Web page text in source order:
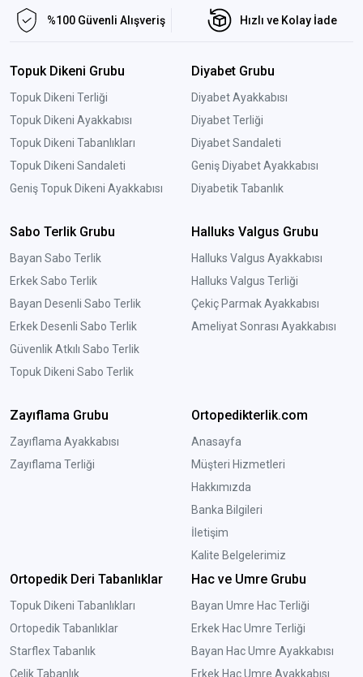
%100 Güvenli Alışveriş Hızlı ve Kolay İade
Topuk Dikeni Grubu
Topuk Dikeni Terliği
Topuk Dikeni Ayakkabısı
Topuk Dikeni Tabanlıkları
Topuk Dikeni Sandaleti
Geniş Topuk Dikeni Ayakkabısı
Diyabet Grubu
Diyabet Ayakkabısı
Diyabet Terliği
Diyabet Sandaleti
Geniş Diyabet Ayakkabısı
Diyabetik Tabanlık
Sabo Terlik Grubu
Bayan Sabo Terlik
Erkek Sabo Terlik
Bayan Desenli Sabo Terlik
Erkek Desenli Sabo Terlik
Güvenlik Atkılı Sabo Terlik
Topuk Dikeni Sabo Terlik
Halluks Valgus Grubu
Halluks Valgus Ayakkabısı
Halluks Valgus Terliği
Çekiç Parmak Ayakkabısı
Ameliyat Sonrası Ayakkabısı
Zayıflama Grubu
Zayıflama Ayakkabısı
Zayıflama Terliği
Ortopedikterlik.com
Anasayfa
Müşteri Hizmetleri
Hakkımızda
Banka Bilgileri
İletişim
Kalite Belgelerimiz
Ortopedik Deri Tabanlıklar
Topuk Dikeni Tabanlıkları
Ortopedik Tabanlıklar
Starflex Tabanlık
Çelik Tabanlık
Hac ve Umre Grubu
Bayan Umre Hac Terliği
Erkek Hac Umre Terliği
Bayan Hac Umre Ayakkabısı
Erkek Hac Umre Ayakkabısı